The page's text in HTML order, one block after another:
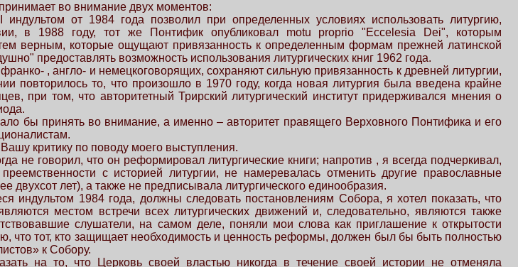
во внимание двух моментов:
от 1984 года позволил при определенных условиях использовать литургию,
в 1988 году, тот же Понтифик опубликовал motu proprio "Eccelesia Dei", которым
верным, которые ощущают привязанность к определенным формам прежней латинской
предоставлять возможность использования литургических книг 1962 года.
, англо- и немецкоговорящих, сохраняют сильную привязанность к древней литургии,
повторилось то, что произошло в 1970 году, когда новая литургия была введена крайне
при том, что авторитетный Трирский литургический институт придерживался мнения о
бы принять во внимание, а именно – авторитет правящего Верховного Понтифика и его
критику по поводу моего выступления.
не говорил, что он реформировал литургические книги; напротив , я всегда подчеркивал,
с историей литургии, не намеревалась отменить другие православные
двухсот лет), а также не предписывала литургического единообразия.
индультом 1984 года, должны следовать постановлениям Собора, я хотел показать, что
местом встречи всех литургических движений и, следовательно, являются также
слушатели, на самом деле, поняли мои слова как приглашение к открытости
что тот, кто защищает необходимость и ценность реформы, должен был бы быть полностью
к Собору.
на то, что Церковь своей властью никогда в течение своей истории не отменяла